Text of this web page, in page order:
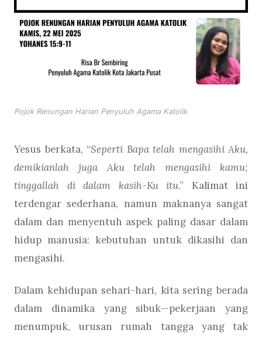
Pojok Renungan Harian Penyuluh Agama Katolik
Yesus berkata, “Seperti Bapa telah mengasihi Aku,
demikianlah juga Aku telah mengasihi kamu;
tinggallah di dalam kasih-Ku itu.” Kalimat ini
terdengar sederhana, namun maknanya sangat
dalam dan menyentuh aspek paling dasar dalam
hidup manusia: kebutuhan untuk dikasihi dan
mengasihi.
Dalam kehidupan sehari-hari, kita sering berada
dalam dinamika yang sibuk—pekerjaan yang
menumpuk, urusan rumah tangga yang tak